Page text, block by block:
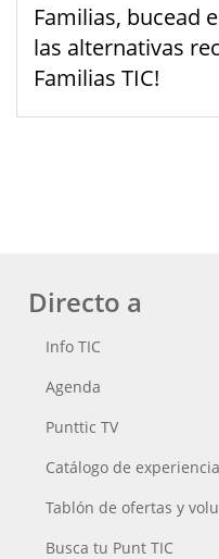
Familias, bucead
las alternativas
Familias TIC!
Directo a
Info TIC
Agenda
Punttic TV
Catálogo de
Tablón de ofertas y
Busca tu Punt TIC